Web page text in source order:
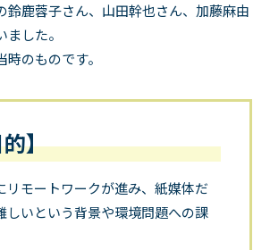
鈴鹿蓉子さん、山田幹也さん、加藤麻由
した。
のものです。
】
リモートワークが進み、紙媒体だ
しいという背景や環境問題への課